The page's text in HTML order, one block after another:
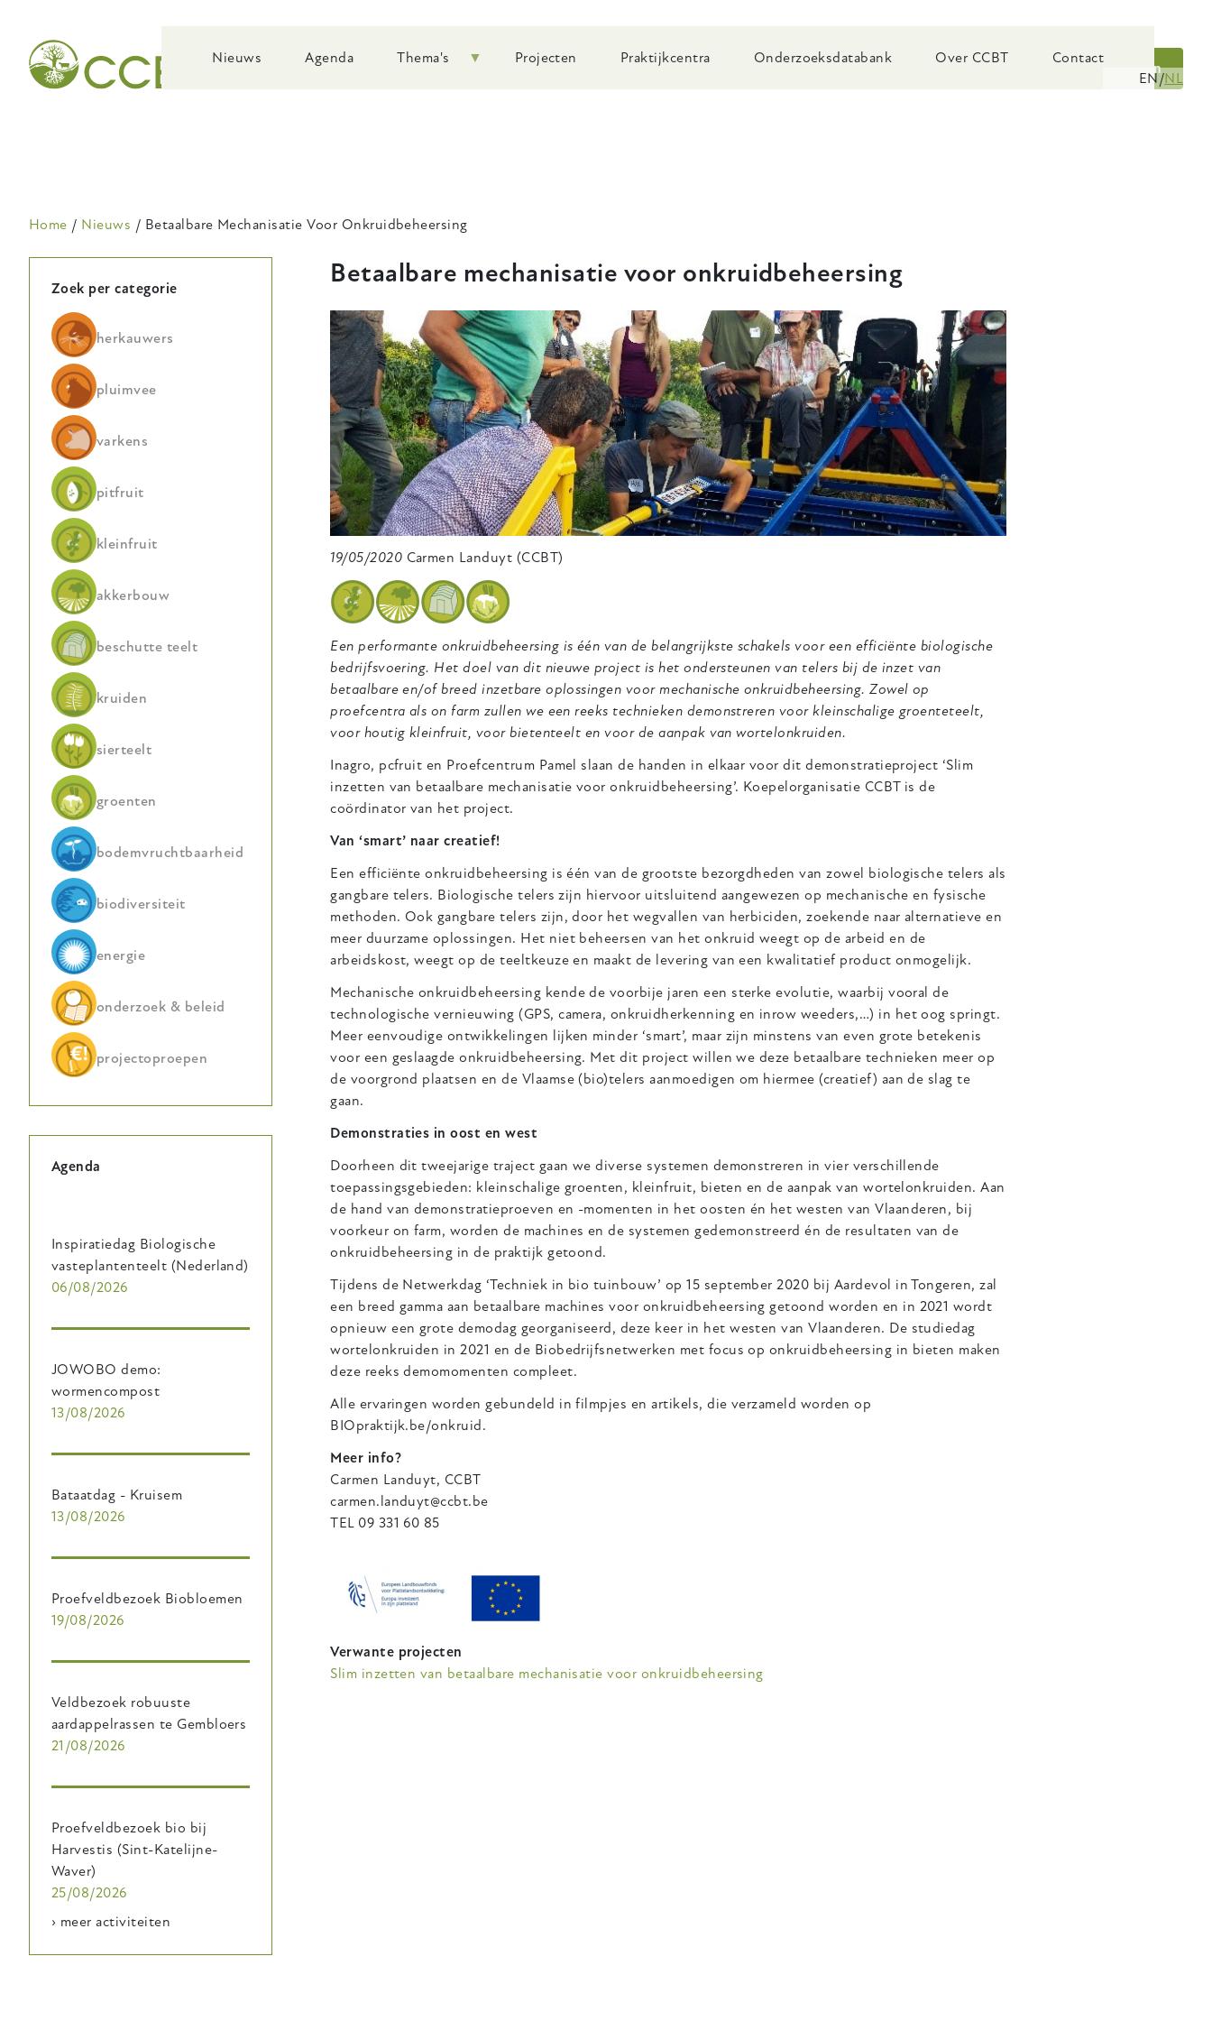
main
navigation
Nieuws Agenda Thema's Projecten Praktijkcentra Onderzoeksdatabank Over CCBT Contact
Zoeken
EN NL
Kruimelpad
Home Nieuws Betaalbare Mechanisatie Voor Onkruidbeheersing
Betaalbare mechanisatie voor onkruidbeheersing
19/05/2020 Carmen Landuyt (CCBT)
Een performante onkruidbeheersing is één van de belangrijkste schakels voor een efficiënte biologische
bedrijfsvoering. Het doel van dit nieuwe project is het ondersteunen van telers bij de inzet van
betaalbare en/of breed inzetbare oplossingen voor mechanische onkruidbeheersing. Zowel op
proefcentra als on farm zullen we een reeks technieken demonstreren voor kleinschalige groenteteelt,
voor houtig kleinfruit, voor bietenteelt en voor de aanpak van wortelonkruiden.
Inagro, pcfruit en Proefcentrum Pamel slaan de handen in elkaar voor dit demonstratieproject ‘Slim
inzetten van betaalbare mechanisatie voor onkruidbeheersing’. Koepelorganisatie CCBT is de
coördinator van het project.
Van ‘smart’ naar creatief!
Een efficiënte onkruidbeheersing is één van de grootste bezorgdheden van zowel biologische telers als
gangbare telers. Biologische telers zijn hiervoor uitsluitend aangewezen op mechanische en fysische
methoden. Ook gangbare telers zijn, door het wegvallen van herbiciden, zoekende naar alternatieve en
meer duurzame oplossingen. Het niet beheersen van het onkruid weegt op de arbeid en de
arbeidskost, weegt op de teeltkeuze en maakt de levering van een kwalitatief product onmogelijk.
Mechanische onkruidbeheersing kende de voorbije jaren een sterke evolutie, waarbij vooral de
technologische vernieuwing (GPS, camera, onkruidherkenning en inrow weeders,…) in het oog springt.
Meer eenvoudige ontwikkelingen lijken minder ‘smart’, maar zijn minstens van even grote betekenis
voor een geslaagde onkruidbeheersing. Met dit project willen we deze betaalbare technieken meer op
de voorgrond plaatsen en de Vlaamse (bio)telers aanmoedigen om hiermee (creatief) aan de slag te
gaan.
Demonstraties in oost en west
Doorheen dit tweejarige traject gaan we diverse systemen demonstreren in vier verschillende
toepassingsgebieden: kleinschalige groenten, kleinfruit, bieten en de aanpak van wortelonkruiden. Aan
de hand van demonstratieproeven en -momenten in het oosten én het westen van Vlaanderen, bij
voorkeur on farm, worden de machines en de systemen gedemonstreerd én de resultaten van de
onkruidbeheersing in de praktijk getoond.
Tijdens de Netwerkdag ‘Techniek in bio tuinbouw’ op 15 september 2020 bij Aardevol in Tongeren, zal
een breed gamma aan betaalbare machines voor onkruidbeheersing getoond worden en in 2021 wordt
opnieuw een grote demodag georganiseerd, deze keer in het westen van Vlaanderen. De studiedag
wortelonkruiden in 2021 en de Biobedrijfsnetwerken met focus op onkruidbeheersing in bieten maken
deze reeks demomomenten compleet.
Alle ervaringen worden gebundeld in filmpjes en artikels, die verzameld worden op
BIOpraktijk.be/onkruid.
Meer info?
Carmen Landuyt, CCBT
carmen.landuyt@ccbt.be
TEL 09 331 60 85
Verwante projecten
Slim inzetten van betaalbare mechanisatie voor onkruidbeheersing
Zoek per categorie
herkauwers
pluimvee
varkens
pitfruit
kleinfruit
akkerbouw
beschutte teelt
kruiden
sierteelt
groenten
bodemvruchtbaarheid
biodiversiteit
energie
onderzoek & beleid
projectoproepen
Agenda
Inspiratiedag Biologische
vasteplantenteelt (Nederland)
06/08/2026
JOWOBO demo:
wormencompost
13/08/2026
Bataatdag - Kruisem
13/08/2026
Proefveldbezoek Biobloemen
19/08/2026
Veldbezoek robuuste
aardappelrassen te Gembloers
21/08/2026
Proefveldbezoek bio bij
Harvestis (Sint-Katelijne-
Waver)
25/08/2026
› meer activiteiten